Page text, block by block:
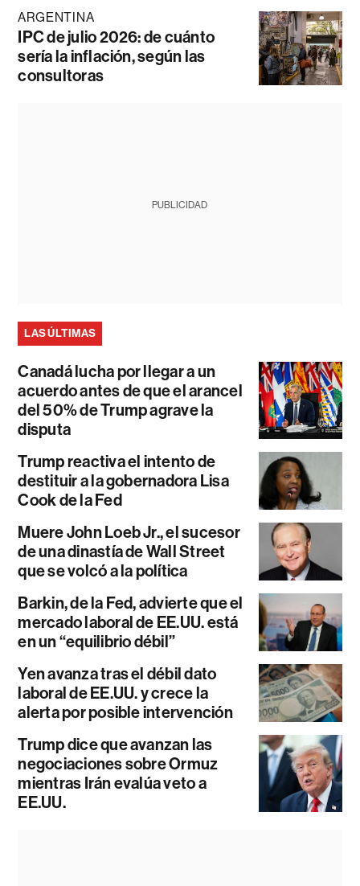
ARGENTINA
IPC de julio 2026: de cuánto
sería la inflación, según las
consultoras
PUBLICIDAD
LAS ÚLTIMAS
Canadá lucha por llegar a un
acuerdo antes de que el arancel
del 50% de Trump agrave la
disputa
Trump reactiva el intento de
destituir a la gobernadora Lisa
Cook de la Fed
Muere John Loeb Jr., el sucesor
de una dinastía de Wall Street
que se volcó a la política
Barkin, de la Fed, advierte que el
mercado laboral de EE.UU. está
en un “equilibrio débil”
Yen avanza tras el débil dato
laboral de EE.UU. y crece la
alerta por posible intervención
Trump dice que avanzan las
negociaciones sobre Ormuz
mientras Irán evalúa veto a
EE.UU.